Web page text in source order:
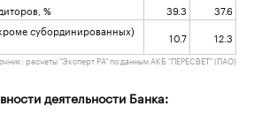
%
39.3
37.6
субординированных)
10.7 12.3
расчеты "Эксперт РА" по данным АКБ "ПЕРЕСВЕТ" (ПАО)
деятельности Банка: